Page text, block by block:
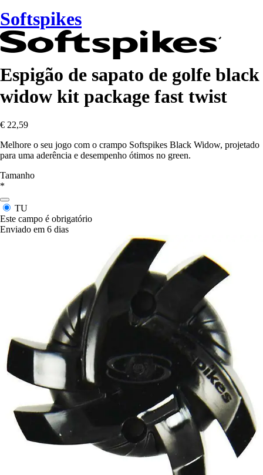
Softspikes
Espigão de sapato de golfe black
widow kit package fast twist
€ 22,59
Melhore o seu jogo com o crampo Softspikes Black Widow, projetado
para uma aderência e desempenho ótimos no green.
Tamanho
*
TU
Este campo é obrigatório
Enviado em 6 dias